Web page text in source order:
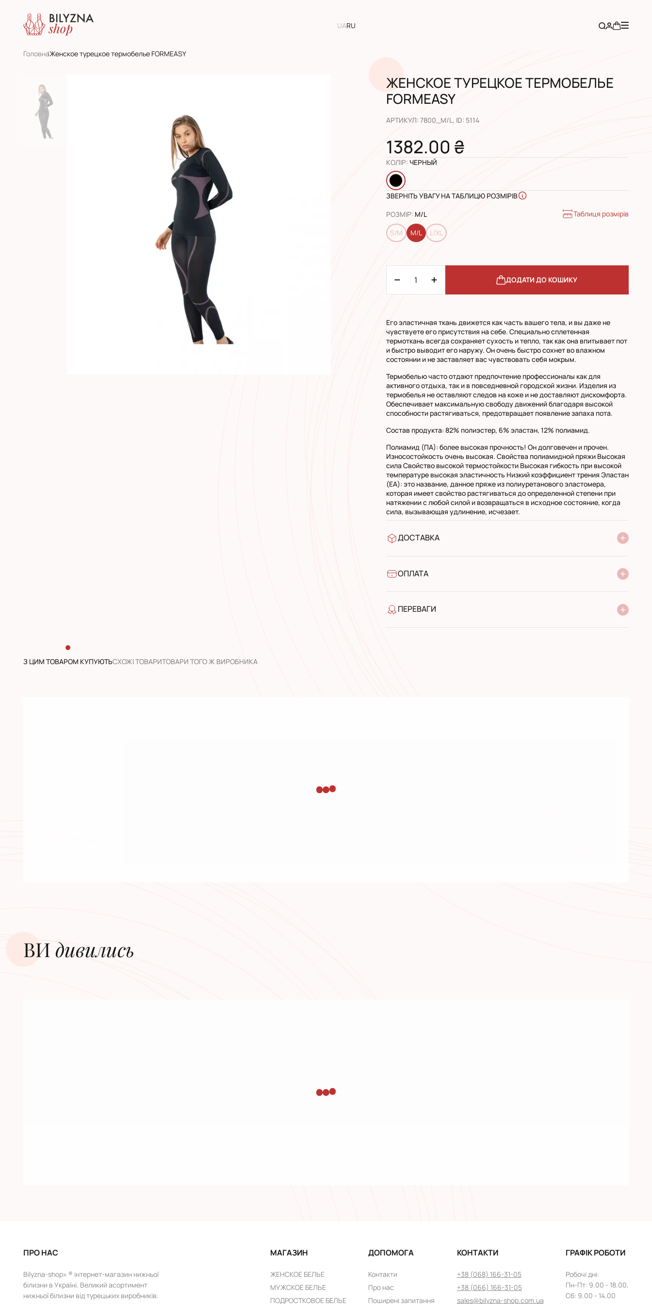
UARU
ГоловнаЖенское турецкое термобелье FORMEASY
ЖЕНСКОЕ ТУРЕЦКОЕ ТЕРМОБЕЛЬЕ
FORMEASY
АРТИКУЛ: 7800_M/L, ID: 5114
1382.00 ₴
КОЛІР: ЧЕРНЫЙ
ЗВЕРНІТЬ УВАГУ НА ТАБЛИЦЮ РОЗМІРІВ
РОЗМІР: M/L Таблиця розмірів
S/M M/L L/XL
ДОДАТИ ДО КОШИКУ
Его эластичная ткань движется как часть вашего тела, и вы даже не
чувствуете его присутствия на себе. Специально сплетенная
термоткань всегда сохраняет сухость и тепло, так как она впитывает пот
и быстро выводит его наружу. Он очень быстро сохнет во влажном
состоянии и не заставляет вас чувствовать себя мокрым.
Термобелью часто отдают предпочтение профессионалы как для
активного отдыха, так и в повседневной городской жизни. Изделия из
термобелья не оставляют следов на коже и не доставляют дискомфорта.
Обеспечивает максимальную свободу движений благодаря высокой
способности растягиваться, предотвращает появление запаха пота.
Состав продукта: 82% полиэстер, 6% эластан, 12% полиамид.
Полиамид (ПА): более высокая прочность! Он долговечен и прочен.
Износостойкость очень высокая. Свойства полиамидной пряжи Высокая
сила Свойство высокой термостойкости Высокая гибкость при высокой
температуре высокая эластичность Низкий коэффициент трения Эластан
(EA): это название, данное пряже из полиуретанового эластомера,
которая имеет свойство растягиваться до определенной степени при
натяжении с любой силой и возвращаться в исходное состояние, когда
сила, вызывающая удлинение, исчезает.
ДОСТАВКА
УкрПошта стандарт
ОПЛАТА
Банківський переказ
ПЕРЕВАГИ
широкий асортимент
З ЦИМ ТОВАРОМ КУПУЮТЬCХОЖІ ТОВАРИТОВАРИ ТОГО Ж ВИРОБНИКА
ВИ дивилиcь
ПРО НАС
Bilyzna-shop» ® інтернет-магазин нижньої
білизни в Україні. Великий асортимент
нижньої білизни від турецьких виробників.
МАГАЗИН
ЖЕНСКОЕ БЕЛЬЕ
МУЖСКОЕ БЕЛЬЕ
ПОДРОСТКОВОЕ БЕЛЬЕ
ДОПОМОГА
Контакти
Про нас
Поширені запитання
КОНТАКТИ
+38 (068) 166-31-05
+38 (066) 166-31-05
sales@bilyzna-shop.com.ua
ГРАФІК РОБОТИ
Робочі дні:
Пн-Пт: 9.00 - 18.00,
Сб: 9.00 - 14.00